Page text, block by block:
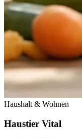
Haushalt & Wohnen
Haustier Vital